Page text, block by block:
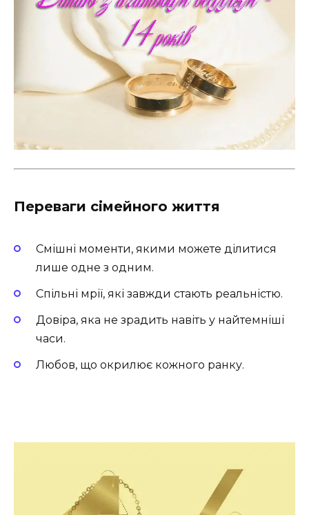
Переваги сімейного життя
Смішні моменти, якими можете ділитися
лише одне з одним.
Спільні мрії, які завжди стають реальністю.
Довіра, яка не зрадить навіть у найтемніші
часи.
Любов, що окрилює кожного ранку.